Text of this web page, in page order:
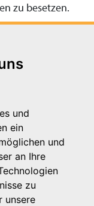
und
ein
und
an Ihre
zu
unsere
zu besetzen.